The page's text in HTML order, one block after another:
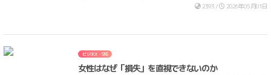
2393 / 2026年05月01日
ビジネス・SNS
女性はなぜ「損失」を直視できないのか